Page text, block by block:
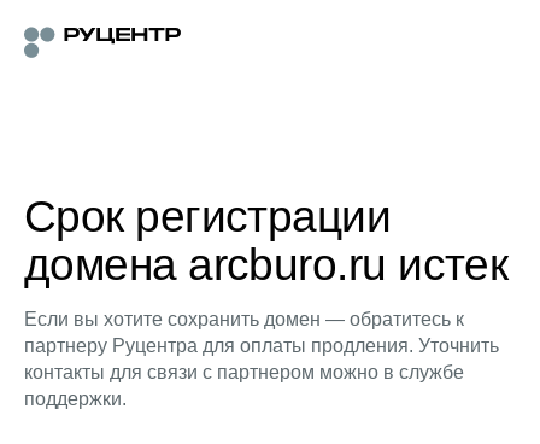
Срок регистрации
домена arcburo.ru истек
Если вы хотите сохранить домен — обратитесь к
партнеру Руцентра для оплаты продления. Уточнить
контакты для связи с партнером можно в службе
поддержки.